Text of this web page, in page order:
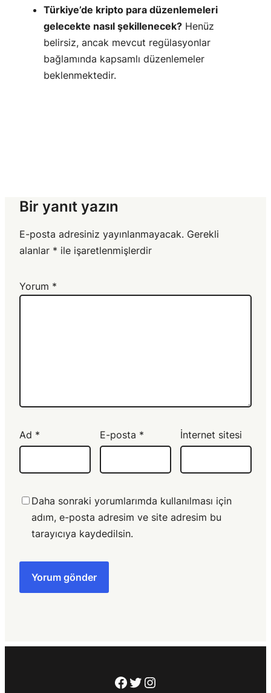
Türkiye’de kripto para düzenlemeleri
gelecekte nasıl şekillenecek? Henüz
belirsiz, ancak mevcut regülasyonlar
bağlamında kapsamlı düzenlemeler
beklenmektedir.
Bir yanıt yazın
E-posta adresiniz yayınlanmayacak. Gerekli
alanlar * ile işaretlenmişlerdir
Yorum *
Ad * E-posta * İnternet sitesi
Daha sonraki yorumlarımda kullanılması için
adım, e-posta adresim ve site adresim bu
tarayıcıya kaydedilsin.
Facebook
Twitter
Instagram